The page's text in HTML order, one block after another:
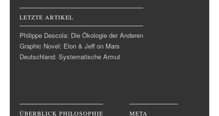
LETZTE ARTIKEL
Philippe Descola: Die Ökologie der Anderen
Graphic Novel: Elon & Jeff on Mars
Deutschland: Systematische Armut
ÜBERBLICK PHILOSOPHIE META